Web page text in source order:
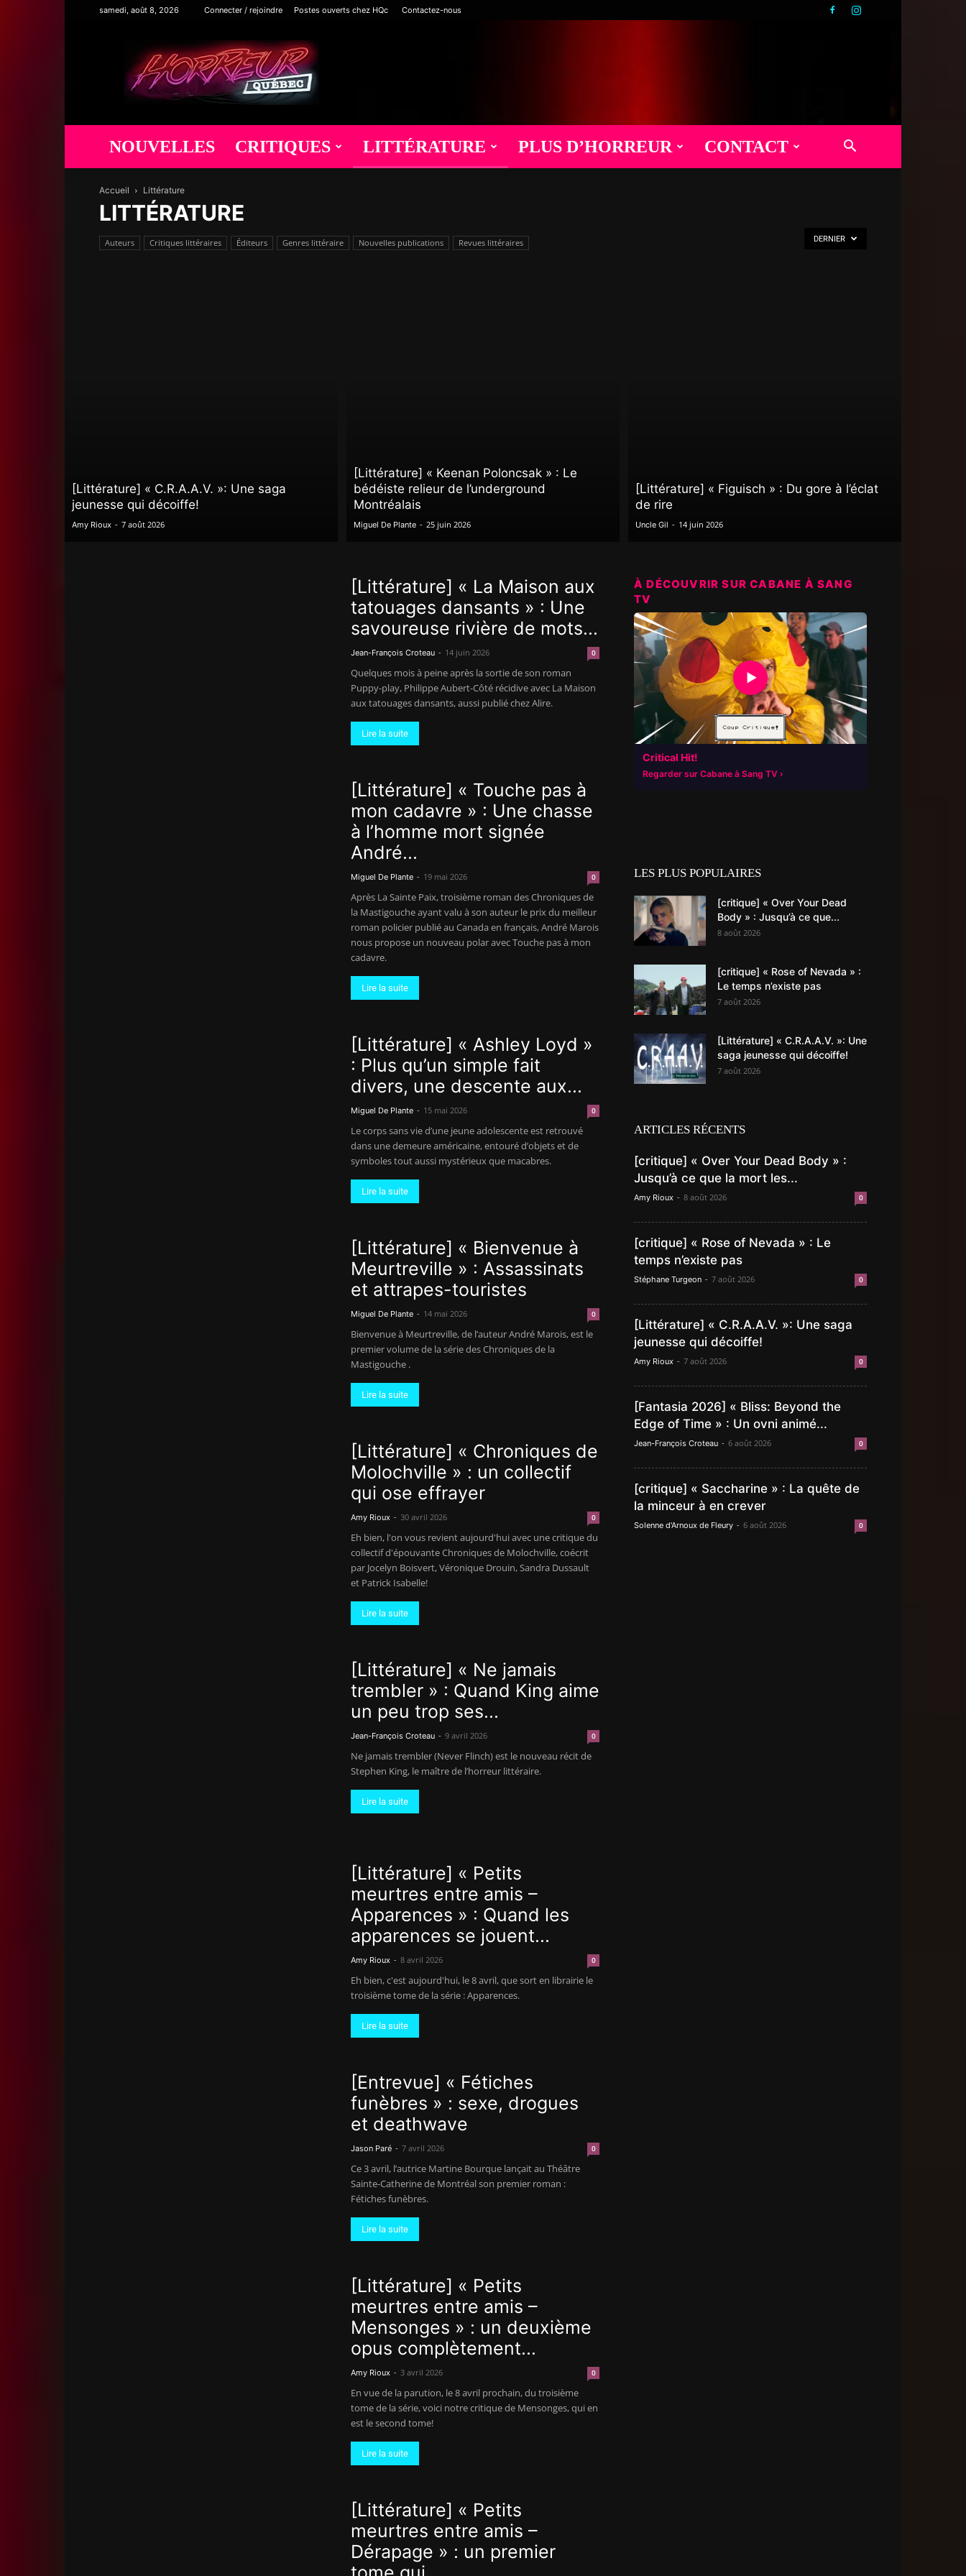
samedi, août 8, 2026 Connecter / rejoindre Postes ouverts chez HQc Contactez-nous
Horreur
Québec
NOUVELLES CRITIQUES LITTÉRATURE PLUS D’HORREUR CONTACT
Accueil Littérature
LITTÉRATURE
Auteurs Critiques littéraires Éditeurs Genres littéraire Nouvelles publications Revues littéraires DERNIER
[Littérature] « C.R.A.A.V. »: Une saga
jeunesse qui décoiffe!
Amy Rioux - 7 août 2026
[Littérature] « Keenan Poloncsak » : Le
bédéiste relieur de l’underground
Montréalais
Miguel De Plante - 25 juin 2026
[Littérature] « Figuisch » : Du gore à l’éclat
de rire
Uncle Gil - 14 juin 2026
[Littérature] « La Maison aux
tatouages dansants » : Une
savoureuse rivière de mots...
Jean-François Croteau - 14 juin 2026 0
Quelques mois à peine après la sortie de son roman
Puppy-play, Philippe Aubert-Côté récidive avec La Maison
aux tatouages dansants, aussi publié chez Alire.
Lire la suite
[Littérature] « Touche pas à
mon cadavre » : Une chasse
à l’homme mort signée
André...
Miguel De Plante - 19 mai 2026 0
Après La Sainte Paix, troisième roman des Chroniques de
la Mastigouche ayant valu à son auteur le prix du meilleur
roman policier publié au Canada en français, André Marois
nous propose un nouveau polar avec Touche pas à mon
cadavre.
Lire la suite
[Littérature] « Ashley Loyd »
: Plus qu’un simple fait
divers, une descente aux...
Miguel De Plante - 15 mai 2026 0
Le corps sans vie d’une jeune adolescente est retrouvé
dans une demeure américaine, entouré d’objets et de
symboles tout aussi mystérieux que macabres.
Lire la suite
[Littérature] « Bienvenue à
Meurtreville » : Assassinats
et attrapes-touristes
Miguel De Plante - 14 mai 2026 0
Bienvenue à Meurtreville, de l’auteur André Marois, est le
premier volume de la série des Chroniques de la
Mastigouche .
Lire la suite
[Littérature] « Chroniques de
Molochville » : un collectif
qui ose effrayer
Amy Rioux - 30 avril 2026 0
Eh bien, l'on vous revient aujourd'hui avec une critique du
collectif d'épouvante Chroniques de Molochville, coécrit
par Jocelyn Boisvert, Véronique Drouin, Sandra Dussault
et Patrick Isabelle!
Lire la suite
[Littérature] « Ne jamais
trembler » : Quand King aime
un peu trop ses...
Jean-François Croteau - 9 avril 2026 0
Ne jamais trembler (Never Flinch) est le nouveau récit de
Stephen King, le maître de l’horreur littéraire.
Lire la suite
[Littérature] « Petits
meurtres entre amis –
Apparences » : Quand les
apparences se jouent...
Amy Rioux - 8 avril 2026 0
Eh bien, c'est aujourd'hui, le 8 avril, que sort en librairie le
troisième tome de la série : Apparences.
Lire la suite
[Entrevue] « Fétiches
funèbres » : sexe, drogues
et deathwave
Jason Paré - 7 avril 2026 0
Ce 3 avril, l’autrice Martine Bourque lançait au Théâtre
Sainte-Catherine de Montréal son premier roman :
Fétiches funèbres.
Lire la suite
[Littérature] « Petits
meurtres entre amis –
Mensonges » : un deuxième
opus complètement...
Amy Rioux - 3 avril 2026 0
En vue de la parution, le 8 avril prochain, du troisième
tome de la série, voici notre critique de Mensonges, qui en
est le second tome!
Lire la suite
[Littérature] « Petits
meurtres entre amis –
Dérapage » : un premier
À DÉCOUVRIR SUR CABANE À SANG
TV
▶
Critical Hit!
Regarder sur Cabane à Sang TV
LES PLUS POPULAIRES
[critique] « Over Your Dead
Body » : Jusqu’à ce que...
8 août 2026
[critique] « Rose of Nevada » :
Le temps n’existe pas
7 août 2026
[Littérature] « C.R.A.A.V. »: Une
saga jeunesse qui décoiffe!
7 août 2026
ARTICLES RÉCENTS
[critique] « Over Your Dead Body » :
Jusqu’à ce que la mort les...
Amy Rioux - 8 août 2026 0
[critique] « Rose of Nevada » : Le
temps n’existe pas
Stéphane Turgeon - 7 août 2026 0
[Littérature] « C.R.A.A.V. »: Une saga
jeunesse qui décoiffe!
Amy Rioux - 7 août 2026 0
[Fantasia 2026] « Bliss: Beyond the
Edge of Time » : Un ovni animé...
Jean-François Croteau - 6 août 2026 0
[critique] « Saccharine » : La quête de
la minceur à en crever
Solenne d'Arnoux de Fleury - 6 août 2026 0